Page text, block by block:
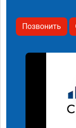
Позвонить